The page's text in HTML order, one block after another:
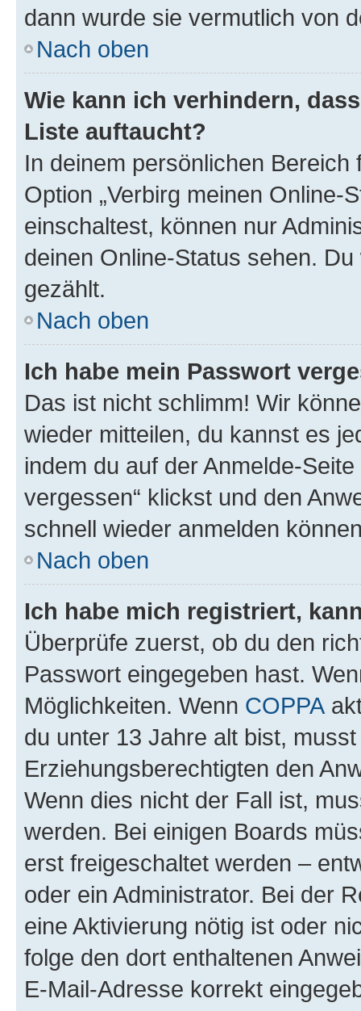
dann wurde sie vermutlich von
Nach oben
Wie kann ich verhindern,
Liste auftaucht?
In deinem persönlichen
Option „Verbirg meinen Online-
einschaltest, können nur
deinen Online-Status sehen.
gezählt.
Nach oben
Ich habe mein Passwort
Das ist nicht schlimm! Wir
wieder mitteilen, du kannst es
indem du auf der Anmelde-
vergessen“ klickst und den
schnell wieder anmelden
Nach oben
Ich habe mich registriert,
Überprüfe zuerst, ob du den
Passwort eingegeben hast.
Möglichkeiten. Wenn COPPA
du unter 13 Jahre alt bist,
Erziehungsberechtigten den
Wenn dies nicht der Fall ist,
werden. Bei einigen Boards
erst freigeschaltet werden –
oder ein Administrator. Bei der
eine Aktivierung nötig ist oder
folge den dort enthaltenen
E-Mail-Adresse korrekt